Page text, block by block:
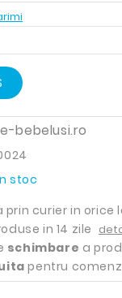
bebelusi.ro
stoc
prin curier in orice
in 14 zile
schimbare a
pentru